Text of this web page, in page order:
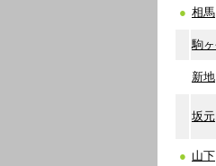
● 相馬
駒
新地
坂元
● 山下